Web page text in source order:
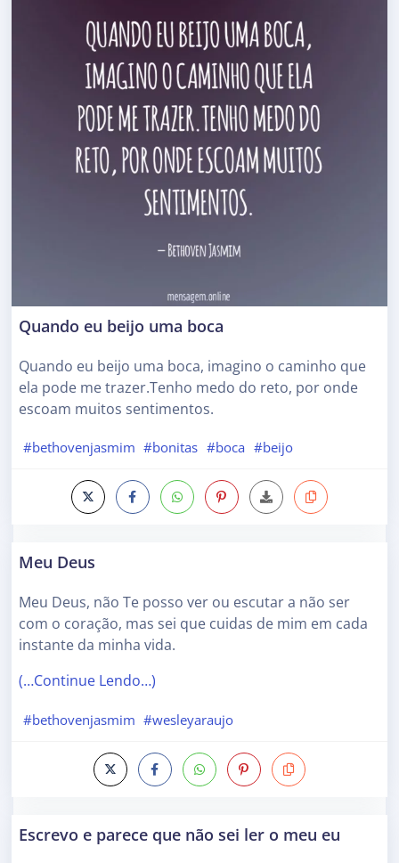
Quando eu beijo uma boca
Quando eu beijo uma boca, imagino o caminho que
ela pode me trazer.Tenho medo do reto, por onde
escoam muitos sentimentos.
#bethovenjasmim #bonitas #boca #beijo
Meu Deus
Meu Deus, não Te posso ver ou escutar a não ser
com o coração, mas sei que cuidas de mim em cada
instante da minha vida.
(…Continue Lendo…)
#bethovenjasmim #wesleyaraujo
Escrevo e parece que não sei ler o meu eu